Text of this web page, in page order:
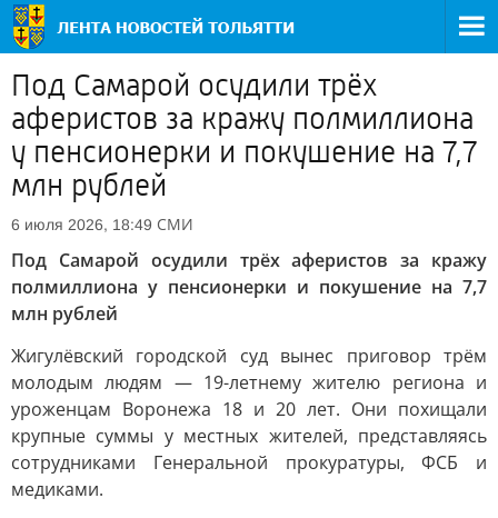
Под Самарой осудили трёх
аферистов за кражу полмиллиона
у пенсионерки и покушение на 7,7
млн рублей
6 июля 2026, 18:49 СМИ
Под Самарой осудили трёх аферистов за кражу
полмиллиона у пенсионерки и покушение на 7,7
млн рублей
Жигулёвский городской суд вынес приговор трём
молодым людям — 19-летнему жителю региона и
уроженцам Воронежа 18 и 20 лет. Они похищали
крупные суммы у местных жителей, представляясь
сотрудниками Генеральной прокуратуры, ФСБ и
медиками.